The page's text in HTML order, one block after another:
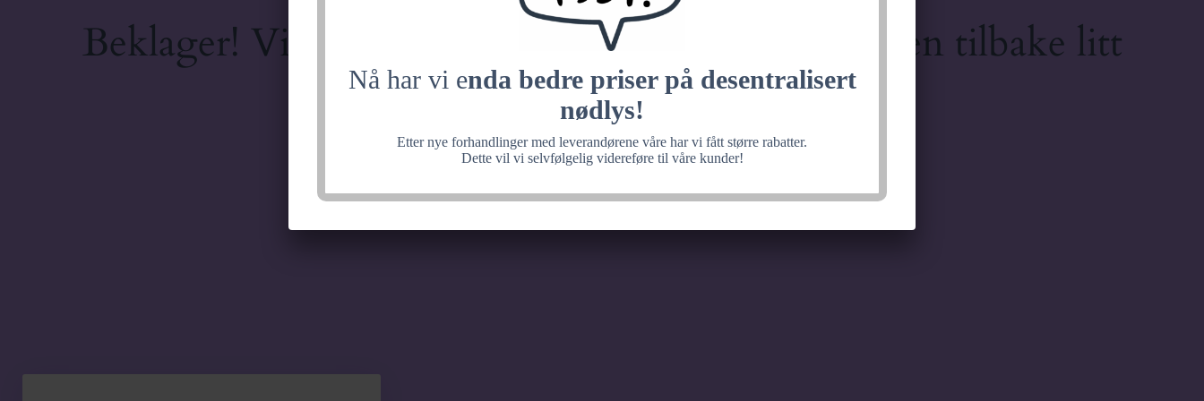
Nå har vi enda bedre priser på desentralisert
nødlys!
Etter nye forhandlinger med leverandørene våre har vi fått større rabatter.
Dette vil vi selvfølgelig videreføre til våre kunder!
Beklager! Vi jobber med noe fantastisk, velkommen tilbake litt
senere.